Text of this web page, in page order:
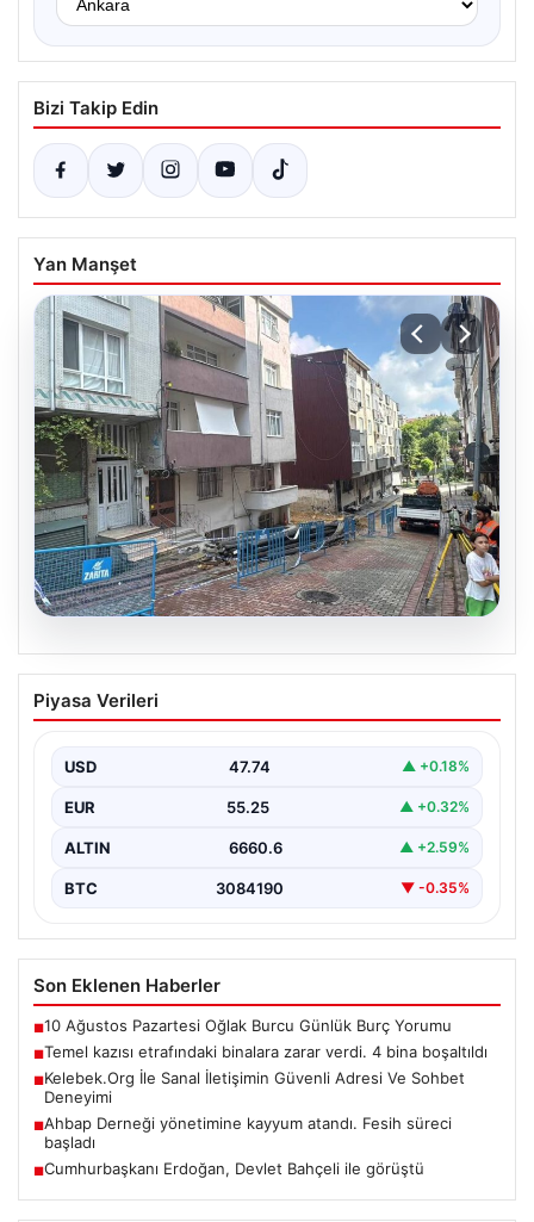
Bizi Takip Edin
Yan Manşet
Temel kazısı etrafındaki binalara zarar
verdi. 4 bina boşaltıldı
Piyasa Verileri
USD 47.74 ▲ +0.18%
EUR 55.25 ▲ +0.32%
ALTIN 6660.6 ▲ +2.59%
BTC 3084190 ▼ -0.35%
Son Eklenen Haberler
■10 Ağustos Pazartesi Oğlak Burcu Günlük Burç Yorumu
■Temel kazısı etrafındaki binalara zarar verdi. 4 bina boşaltıldı
■Kelebek.Org İle Sanal İletişimin Güvenli Adresi Ve Sohbet
Deneyimi
■Ahbap Derneği yönetimine kayyum atandı. Fesih süreci
başladı
■Cumhurbaşkanı Erdoğan, Devlet Bahçeli ile görüştü